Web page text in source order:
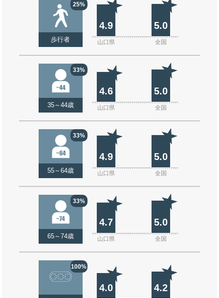
25%
歩行者
4.9 5.0
山口県 全国
33%
35～44歳
4.6 5.0
山口県 全国
33%
55～64歳
4.9 5.0
山口県 全国
33%
65～74歳
4.7 5.0
山口県 全国
100%
4.0 4.2